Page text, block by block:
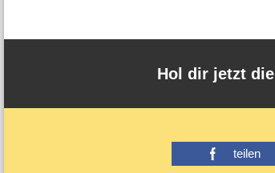
Hol dir jetzt die
teilen